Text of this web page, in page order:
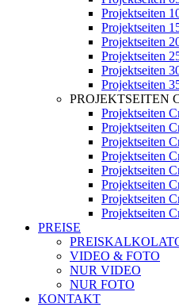
Projektseiten
Projektseiten
Projektseiten
Projektseiten
Projektseiten
Projektseiten
PROJEKTSEITEN
Projektseiten
Projektseiten
Projektseiten
Projektseiten
Projektseiten
Projektseiten
Projektseiten
Projektseiten
PREISE
VIDEO & FOTO
NUR VIDEO
NUR FOTO
KONTAKT